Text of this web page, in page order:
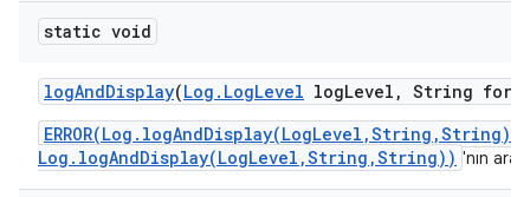
static void
logAndDisplay(Log . LogLevel logLevel , String
Log.logAndDisplay(LogLevel,String,String)) 'nın ara